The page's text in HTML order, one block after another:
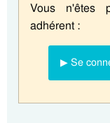
Vous n'êtes
adhérent :
▶ Se